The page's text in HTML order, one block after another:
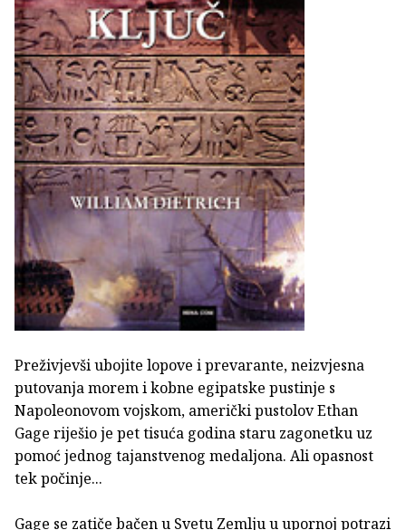
Preživjevši ubojite lopove i prevarante, neizvjesna
putovanja morem i kobne egipatske pustinje s
Napoleonovom vojskom, američki pustolov Ethan
Gage riješio je pet tisuća godina staru zagonetku uz
pomoć jednog tajanstvenog medaljona. Ali opasnost
tek počinje...
Gage se zatiče bačen u Svetu Zemlju u upornoj potrazi